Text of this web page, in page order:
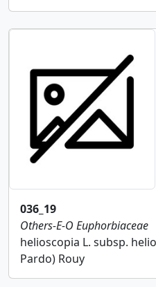
036_19
Others-E-O Euphorbiaceae
helioscopia L. subsp.
Pardo) Rouy